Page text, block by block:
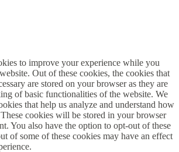
to improve your experience while you
Out of these cookies, the cookies that
are stored on your browser as they are
of basic functionalities of the website. We
that help us analyze and understand how
cookies will be stored in your browser
You also have the option to opt-out of these
of some of these cookies may have an effect